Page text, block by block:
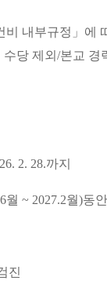
비 내부규정」에
당 제외 /본교 경
2. 28.까지
월 ~ 2027.2월)동
진